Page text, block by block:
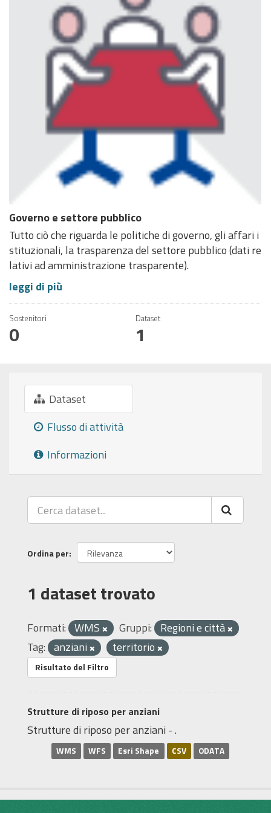
Governo e settore pubblico
Tutto ciò che riguarda le politiche di governo, gli affari i
stituzionali, la trasparenza del settore pubblico (dati re
lativi ad amministrazione trasparente).
leggi di più
Sostenitori
0
Dataset
1
Dataset
Flusso di attività
Informazioni
Ordina per
1 dataset trovato
Formati: WMS Gruppi: Regioni e città
Tag: anziani territorio
Risultato del Filtro
Strutture di riposo per anziani
Strutture di riposo per anziani - .
WMS WFS Esri Shape CSV ODATA